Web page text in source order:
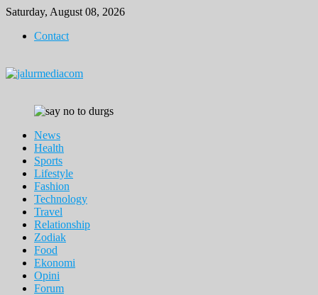
Skip
content
Saturday, August 08, 2026
Contact
News
Health
Sports
Lifestyle
Fashion
Technology
Travel
Relationship
Zodiak
Food
Ekonomi
Opini
Forum